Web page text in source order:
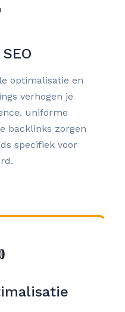
optimalisatie en
verhogen je
uniforme
backlinks zorgen
specifiek voor